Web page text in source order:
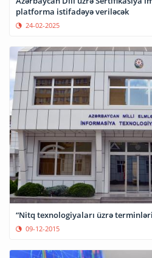
platforma istifadəyə veriləcək
24-02-2025
“Nitq texnologiyaları üzrə
09-12-2015